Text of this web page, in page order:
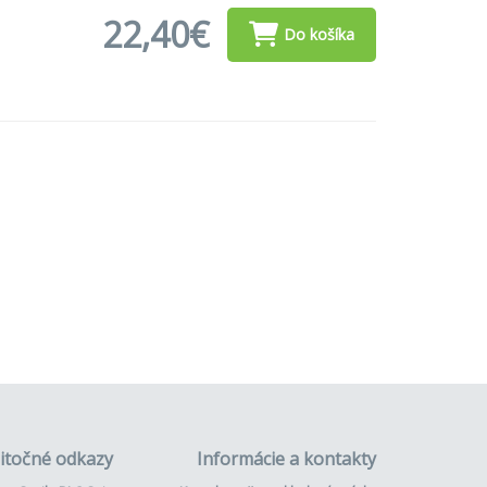
22,40€ Do košíka
odkazy Informácie a kontakty